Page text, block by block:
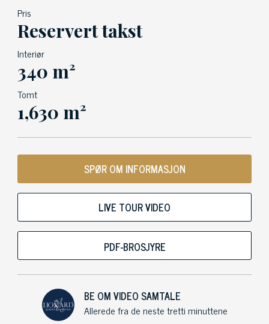
Pris
Reservert takst
Interiør
340 m²
Tomt
1,630 m²
SPØR OM INFORMASJON
LIVE TOUR VIDEO
PDF-BROSJYRE
BE OM VIDEO SAMTALE
Allerede fra de neste tretti minuttene